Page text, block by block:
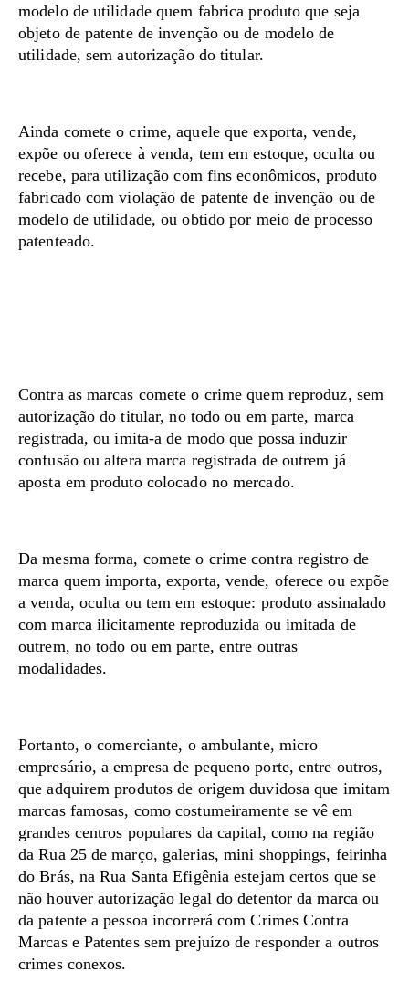
modelo de utilidade quem fabrica produto que seja
objeto de patente de invenção ou de modelo de
utilidade, sem autorização do titular.
Ainda comete o crime, aquele que exporta, vende,
expõe ou oferece à venda, tem em estoque, oculta ou
recebe, para utilização com fins econômicos, produto
fabricado com violação de patente de invenção ou de
modelo de utilidade, ou obtido por meio de processo
patenteado.
Contra as marcas comete o crime quem reproduz, sem
autorização do titular, no todo ou em parte, marca
registrada, ou imita-a de modo que possa induzir
confusão ou altera marca registrada de outrem já
aposta em produto colocado no mercado.
Da mesma forma, comete o crime contra registro de
marca quem importa, exporta, vende, oferece ou expõe
a venda, oculta ou tem em estoque: produto assinalado
com marca ilicitamente reproduzida ou imitada de
outrem, no todo ou em parte, entre outras
modalidades.
Portanto, o comerciante, o ambulante, micro
empresário, a empresa de pequeno porte, entre outros,
que adquirem produtos de origem duvidosa que imitam
marcas famosas, como costumeiramente se vê em
grandes centros populares da capital, como na região
da Rua 25 de março, galerias, mini shoppings, feirinha
do Brás, na Rua Santa Efigênia estejam certos que se
não houver autorização legal do detentor da marca ou
da patente a pessoa incorrerá com Crimes Contra
Marcas e Patentes sem prejuízo de responder a outros
crimes conexos.